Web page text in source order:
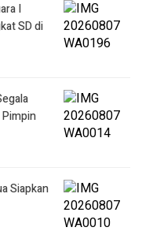
I
SD di
Pimpin
Siapkan